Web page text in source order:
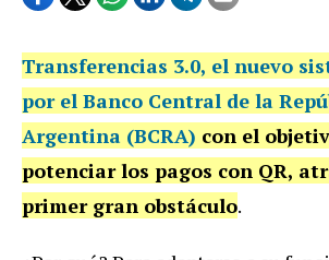
Transferencias 3.0, el nuevo
por el Banco Central de la
Argentina (BCRA) con el
potenciar los pagos con QR,
primer gran obstáculo.